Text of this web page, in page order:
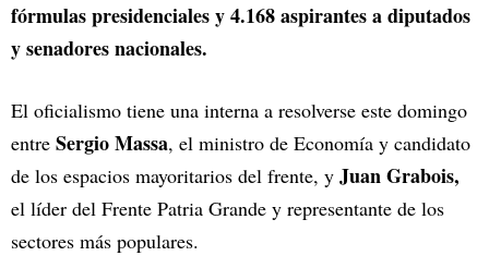
fórmulas presidenciales y 4.168 aspirantes a diputados
y senadores nacionales.
El oficialismo tiene una interna a resolverse este domingo
entre Sergio Massa, el ministro de Economía y candidato
de los espacios mayoritarios del frente, y Juan Grabois,
el líder del Frente Patria Grande y representante de los
sectores más populares.